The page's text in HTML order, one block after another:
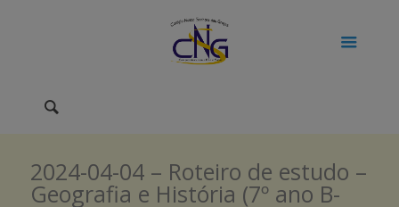
2024-04-04 – Roteiro de estudo –
Geografia e História (7º ano B-